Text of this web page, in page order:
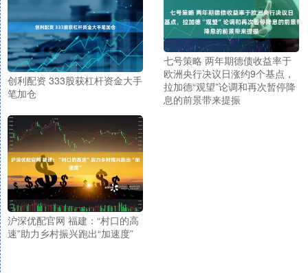
创利配资 333股获杠杆资金大手
笔加仓
七号策略 两年期德债收益率于
欧洲央行决议日涨约9个基点，
拉加德“观望”论调和再次暂停降
息的前景带来提振
沪深优配官网 福建：“村口的高
速”助力乡村振兴跑出“加速度”